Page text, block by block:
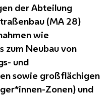
der Abteilung
(MA28)
wie
zum Neubau von
und
sowie großflächigen
Zonen) und